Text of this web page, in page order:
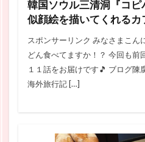
韓国ソウル三清洞『コ
似顔絵を描いてくれるカ
スポンサーリンク みなさまこん
どん食べてますか！？ 今回も前
１１話をお届けです🎵 ブログ陳
海外旅行記 […]